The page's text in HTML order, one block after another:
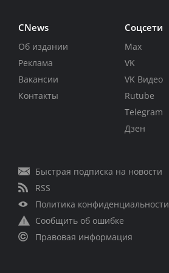
CNews
Об издании
Реклама
Вакансии
Контакты
Соцсети
Max
VK
VK Видео
Rutube
Telegram
Дзен
Быстрая подписка на новости
RSS
Политика конфиденциальности
Сообщить об ошибке
Правовая информация